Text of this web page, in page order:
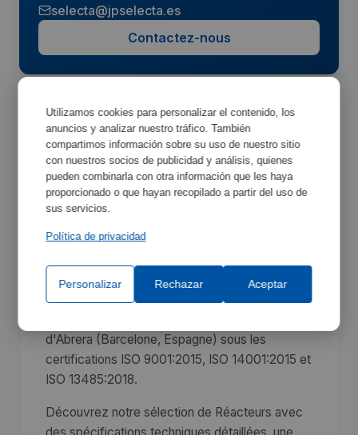
selecta@jpselecta.es
Contactez-nous
Réacteurs | JP Selecta
partie de la gamme
conformité réglementaire dans les
environnements de laboratoire professionnels.
d'Abrera (Barcelone, Espagne) sous les
certifications ISO 9001:2015, ISO 14001:2015 et
ISO 13485:2018.
Découvrez notre sélection de Réacteurs avec
Utilizamos cookies para personalizar el contenido, los
anuncios y analizar nuestro tráfico. También
compartimos información sobre su uso de nuestro sitio
con nuestros socios de publicidad y análisis, quienes
pueden combinarla con otra información que les haya
proporcionado o que hayan recopilado a partir del uso de
sus servicios.
Política de privacidad
Personalizar Rechazar Aceptar